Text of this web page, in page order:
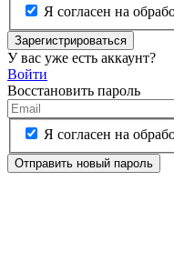
Я согласен на
Зарегистрироваться
У вас уже есть аккаунт?
Войти
Восстановить пароль
Я согласен на
Отправить новый пароль